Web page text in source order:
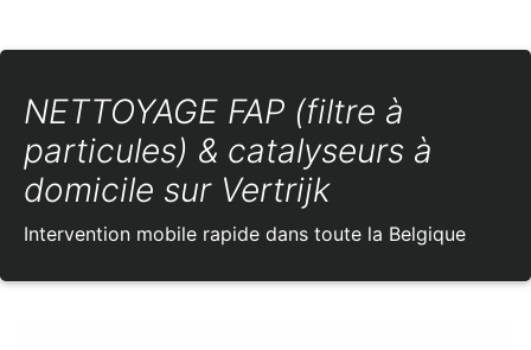
NETTOYAGE FAP (filtre à
particules) & catalyseurs à
domicile sur Vertrijk
Intervention mobile rapide dans toute la Belgique